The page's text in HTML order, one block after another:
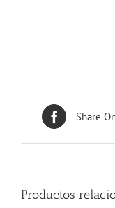
Share
Productos